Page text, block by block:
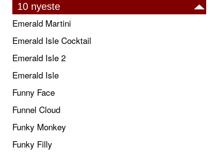
10 nyeste
Emerald Martini
Emerald Isle Cocktail
Emerald Isle 2
Emerald Isle
Funny Face
Funnel Cloud
Funky Monkey
Funky Filly